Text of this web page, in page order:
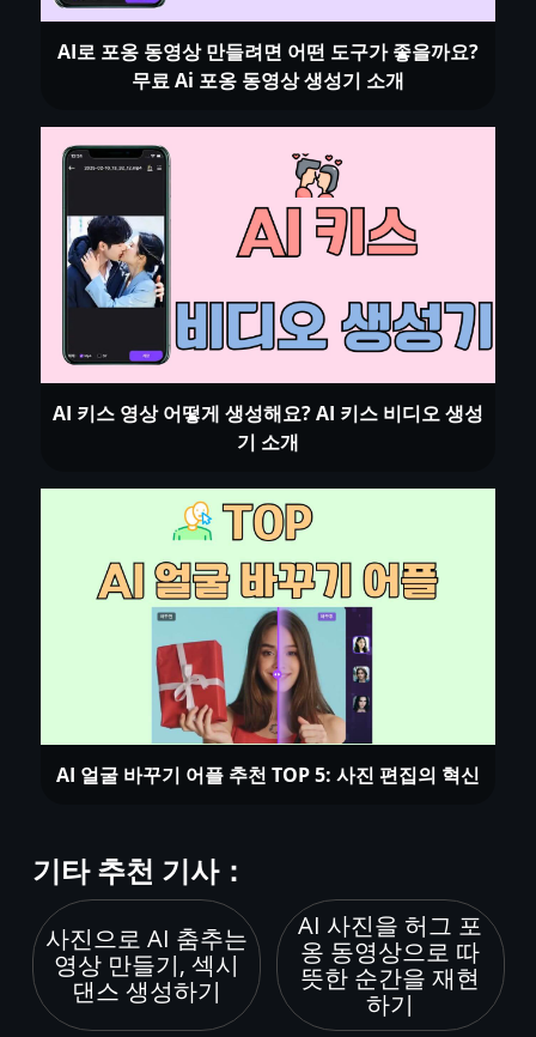
AI로 포옹 동영상 만들려면 어떤 도구가 좋을까요?
무료 Ai 포옹 동영상 생성기 소개
AI 키스 영상 어떻게 생성해요? AI 키스 비디오 생성
기 소개
AI 얼굴 바꾸기 어플 추천 TOP 5: 사진 편집의 혁신
기타 추천 기사：
사진으로 AI 춤추는
영상 만들기, 섹시
댄스 생성하기
AI 사진을 허그 포
옹 동영상으로 따
뜻한 순간을 재현
하기